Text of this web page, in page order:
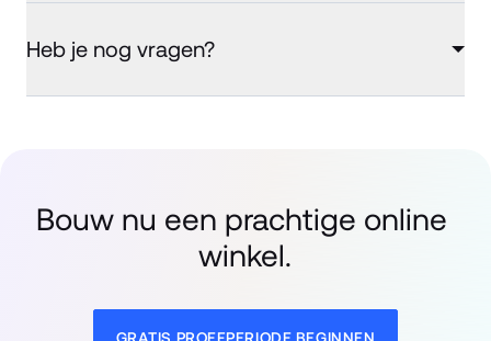
Heb je nog vragen?
Bouw nu een prachtige online
winkel.